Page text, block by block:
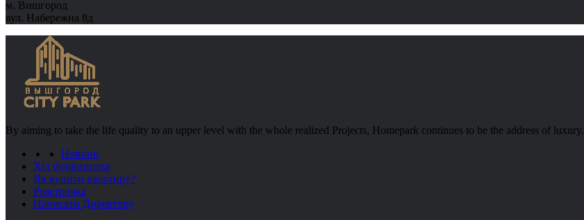
м. Вишгород
вул. Набережна 8д
By aiming to take the life quality to an upper level with the whole realized Projects, Homepark continues to be the address of luxury.
Новини
Хід будівництва
Як купити квартиру?
Розстрочка
Написати Директору